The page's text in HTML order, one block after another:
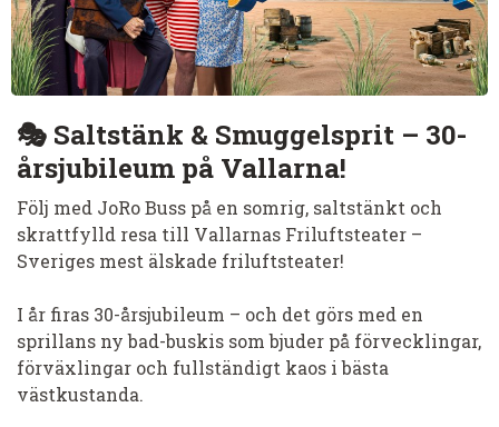
🎭 Saltstänk & Smuggelsprit – 30-
årsjubileum på Vallarna!
Följ med JoRo Buss på en somrig, saltstänkt och
skrattfylld resa till Vallarnas Friluftsteater –
Sveriges mest älskade friluftsteater!
I år firas 30-årsjubileum – och det görs med en
sprillans ny bad-buskis som bjuder på förvecklingar,
förväxlingar och fullständigt kaos i bästa
västkustanda.